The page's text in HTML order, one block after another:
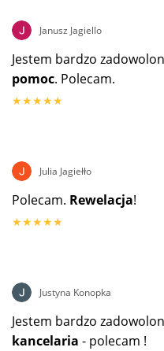
Janusz Jagiello
Jestem bardzo
pomoc. Polecam.
★★★★★
Julia Jagiełło
Polecam. Rewelacja!
★★★★★
Justyna Konopka
Jestem bardzo
kancelaria - polecam !